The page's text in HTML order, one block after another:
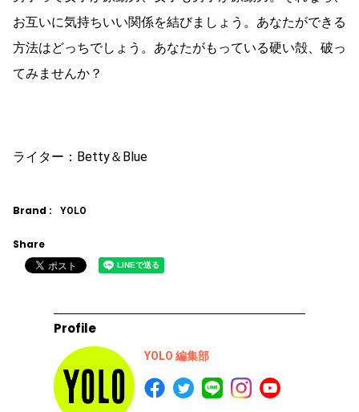
お互いに気持ちいい関係を結びましょう。あなたができる
方法はどっちでしょう。あなたがもっている硬い殻、破っ
てみませんか？
ライター：Betty＆Blue
Brand : YOLO
Share
Profile
YOLO 編集部